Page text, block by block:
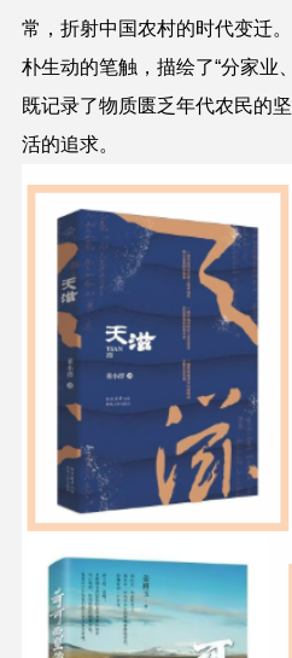
常，折射中国农村的时代变迁
朴生动的笔触，描绘了“分家业
既记录了物质匮乏年代农民的
活的追求。